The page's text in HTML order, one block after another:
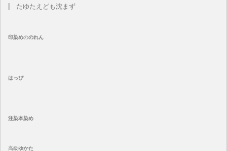
たゆたえども沈まず
印染めののれん
はっぴ
注染本染め
高級ゆかた